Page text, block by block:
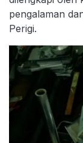
pengalaman
Perigi.